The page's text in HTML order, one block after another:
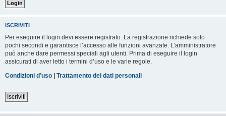
ISCRIVITI
Per eseguire il login devi essere registrato. La registrazione richiede solo
pochi secondi e garantisce l’accesso alle funzioni avanzate. L’amministratore
può anche dare permessi speciali agli utenti. Prima di eseguire il login
assicurati di aver letto i termini d’uso e le varie regole.
Condizioni d’uso | Trattamento dei dati personali
Iscriviti